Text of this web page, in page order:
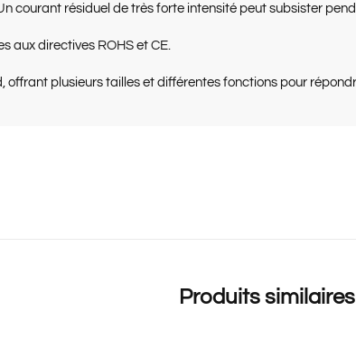
courant résiduel de très forte intensité peut subsister
aux directives ROHS et CE.
offrant plusieurs tailles et différentes fonctions pour
Produits similaires